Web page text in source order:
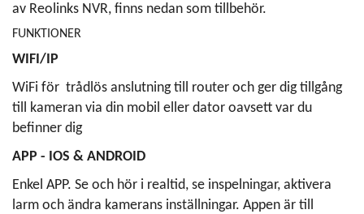
av Reolinks NVR, finns nedan som tillbehör.
FUNKTIONER
WIFI/IP
WiFi för trådlös anslutning till router och ger dig tillgång
till kameran via din mobil eller dator oavsett var du
befinner dig
APP - IOS & ANDROID
Enkel APP. Se och hör i realtid, se inspelningar, aktivera
larm och ändra kamerans inställningar. Appen är till